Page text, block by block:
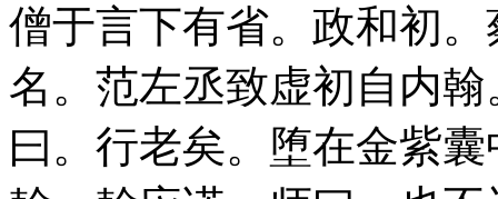
僧于言下有省。政和初
名。范左丞致虚初自内
曰。行老矣。堕在金紫